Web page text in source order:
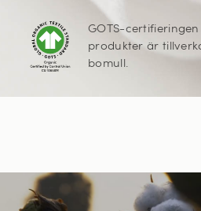
GOTS-
produkter är
bomull.